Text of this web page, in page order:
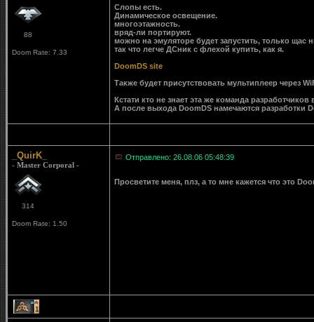
88
Doom Rate: 7.33
Слопы есть.
Динамическое освещение.
многоэтажность.
вряд-ли портируют.
можно на эмуляторе будет запустить, только щас
так что легче ДСник с флехой купить, как я.
DoomDS site
Также будет присутствовать мультиплеер через
Кстати кто не знает эта же команда
А после выхода DoomDS намечаются разработки
_QuirK_
- Master Corporal -
314
Doom Rate: 1.50
Отправлено: 26.08.06 05:48:39
Просветите меня, плз, а то мне кажется что это
1